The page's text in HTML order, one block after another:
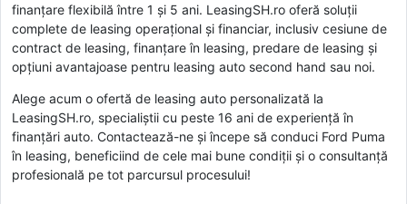
finanțare flexibilă între 1 și 5 ani. LeasingSH.ro oferă soluții
complete de leasing operațional și financiar, inclusiv cesiune de
contract de leasing, finanțare în leasing, predare de leasing și
opțiuni avantajoase pentru leasing auto second hand sau noi.
Alege acum o ofertă de leasing auto personalizată la
LeasingSH.ro, specialiștii cu peste 16 ani de experiență în
finanțări auto. Contactează-ne și începe să conduci Ford Puma
în leasing, beneficiind de cele mai bune condiții și o consultanță
profesională pe tot parcursul procesului!